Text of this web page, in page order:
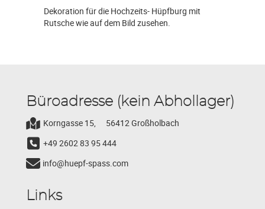
Dekoration für die Hochzeits- Hüpfburg mit
Rutsche wie auf dem Bild zusehen.
Büroadresse (kein Abhollager)
Korngasse 15,
56412 Großholbach
+49 2602 83 95 444
info@huepf-spass.com
Links